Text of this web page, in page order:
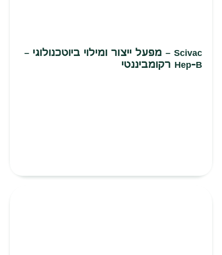
Scivac – מפעל ייצור ומילוי ביוטכנולוגי –
Hep-B רקומביננטי